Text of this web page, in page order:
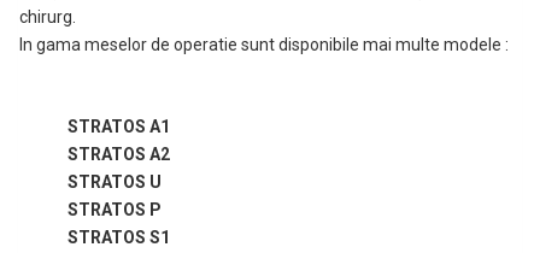
chirurg.
In gama meselor de operatie sunt disponibile mai multe modele :
STRATOS A1
STRATOS A2
STRATOS U
STRATOS P
STRATOS S1